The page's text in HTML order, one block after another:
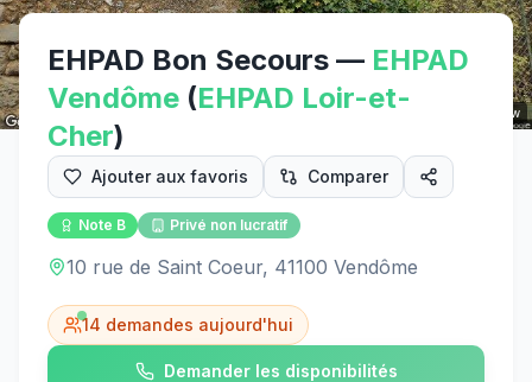
Street View
EHPAD Bon Secours — EHPAD
Vendôme (EHPAD Loir-et-
Cher)
Ajouter aux favoris Comparer
Note B Privé non lucratif
10 rue de Saint Coeur, 41100 Vendôme
14 demandes aujourd'hui
Demander les disponibilités